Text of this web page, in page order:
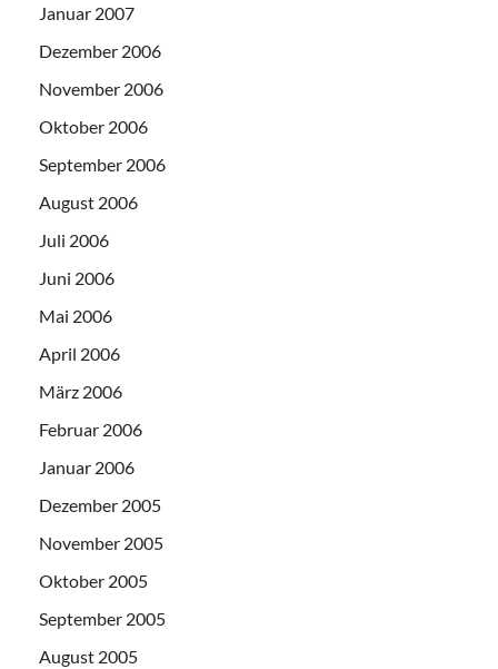
Januar 2007
Dezember 2006
November 2006
Oktober 2006
September 2006
August 2006
Juli 2006
Juni 2006
Mai 2006
April 2006
März 2006
Februar 2006
Januar 2006
Dezember 2005
November 2005
Oktober 2005
September 2005
August 2005